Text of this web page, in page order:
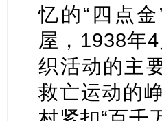
忆的“四点
屋，1938年
织活动的主
救亡运动的